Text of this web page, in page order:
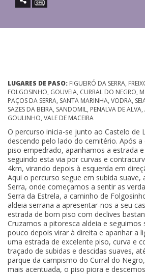
LUGARES DE PASO: FIGUEIRÓ DA SERRA,
FOLGOSINHO, GOUVEIA, CURRAL DO NEGRO,
PAÇOS DA SERRA, SANTA MARINHA, VODRA,
SAZES DA BEIRA, SANDOMIL, PENALVA DE
GOULINHO, VALE DE MACEIRA
O percurso inicia-se junto ao Castelo de
descendo pelo lado do cemitério. Após
piso empedrado, apanhamos a estrada
seguindo esta via por curvas e
4km, virando depois à esquerda em
Aqui o percurso segue em subida suave,
Serra, onde começamos a sentir as
Serra da Estrela, a caminho de
aldeia serrana a apresentar-nos a seu
estrada de bom piso com declives
Cruzamos a pitoresca aldeia e seguimos
pouco depois virar à direita e apanhar a
uma estrada de excelente piso, curva e
traçado de subidas e descidas suaves,
parque da campismo do Curral do
mais acentuada, o piso piora e